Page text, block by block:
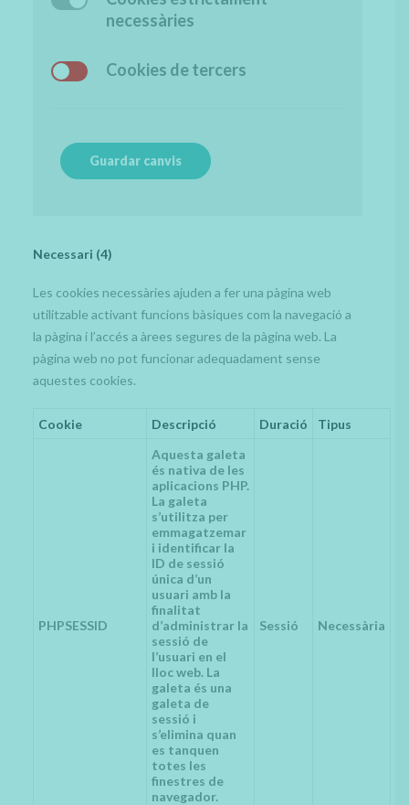
necessàries
Cookies de tercers
Guardar canvis
Necessari (4)
Les cookies necessàries ajuden a fer una pàgina web
utilitzable activant funcions bàsiques com la navegació a
la pàgina i l’accés a àrees segures de la pàgina web. La
pàgina web no pot funcionar adequadament sense
aquestes cookies.
Cookie Descripció Duració Tipus
PHPSESSID
Aquesta galeta
és nativa de les
aplicacions PHP.
La galeta
s’utilitza per
emmagatzemar
i identificar la
ID de sessió
única d’un
usuari amb la
finalitat
d’administrar la
sessió de
l’usuari en el
lloc web. La
galeta és una
galeta de
sessió i
s’elimina quan
es tanquen
totes les
finestres de
navegador.
Sessió Necessària